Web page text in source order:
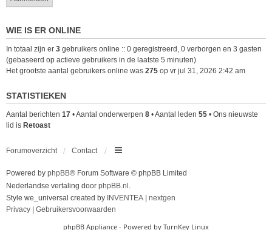
WIE IS ER ONLINE
In totaal zijn er 3 gebruikers online :: 0 geregistreerd, 0 verborgen en 3 gasten
(gebaseerd op actieve gebruikers in de laatste 5 minuten)
Het grootste aantal gebruikers online was 275 op vr jul 31, 2026 2:42 am
STATISTIEKEN
Aantal berichten 17 • Aantal onderwerpen 8 • Aantal leden 55 • Ons nieuwste
lid is Retoast
Forumoverzicht Contact
Powered by phpBB® Forum Software © phpBB Limited
Nederlandse vertaling door phpBB.nl .
Style we_universal created by INVENTEA
nextgen
Privacy
Gebruikersvoorwaarden
phpBB Appliance - Powered by TurnKey Linux